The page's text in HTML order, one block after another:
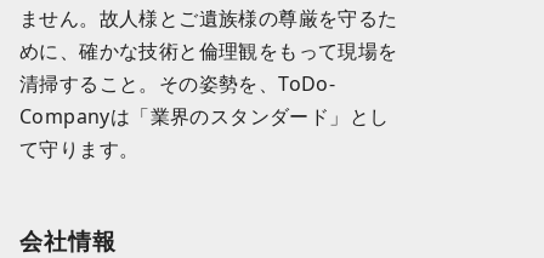
ません。故人様とご遺族様の尊厳を守るた
めに、確かな技術と倫理観をもって現場を
清掃すること。その姿勢を、ToDo-
Companyは「業界のスタンダード」とし
て守ります。
会社情報